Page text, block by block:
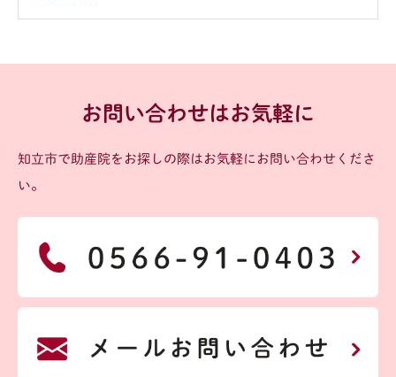
お問い合わせはお気軽に
知立市で助産院をお探しの際はお気軽にお問い合わせくださ
い。